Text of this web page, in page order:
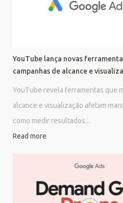
YouTube lança novas
campanhas de alcance e
YouTube revela ferramentas que
alcance e visualização afetam
como medir resultados....
Read more